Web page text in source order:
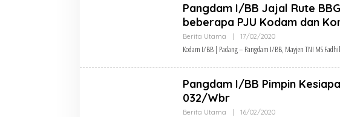
Pangdam I/BB Jajal Rute
beberapa PJU Kodam dan
Berita Utama | 17/02/2020Oleh
Kodam I/BB | Padang – Pangdam I/BB, Mayjen TNI MS
Pangdam I/BB Pimpin
032/Wbr
Berita Utama | 16/02/2020Oleh